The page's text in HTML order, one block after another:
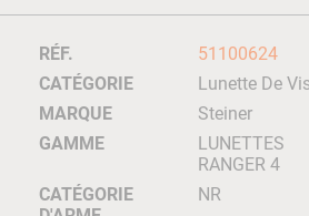
RÉF.
51100624
CATÉGORIE
Lunette De
MARQUE
Steiner
GAMME
LUNETTES
RANGER 4
CATÉGORIE
NR